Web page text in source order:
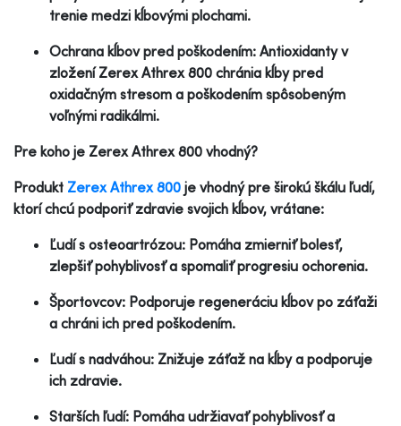
trenie medzi kĺbovými plochami.
Ochrana kĺbov pred poškodením: Antioxidanty v
zložení Zerex Athrex 800 chránia kĺby pred
oxidačným stresom a poškodením spôsobeným
voľnými radikálmi.
Pre koho je Zerex Athrex 800 vhodný?
Produkt Zerex Athrex 800 je vhodný pre širokú škálu ľudí,
ktorí chcú podporiť zdravie svojich kĺbov, vrátane:
Ľudí s osteoartrózou: Pomáha zmierniť bolesť,
zlepšiť pohyblivosť a spomaliť progresiu ochorenia.
Športovcov: Podporuje regeneráciu kĺbov po záťaži
a chráni ich pred poškodením.
Ľudí s nadváhou: Znižuje záťaž na kĺby a podporuje
ich zdravie.
Starších ľudí: Pomáha udržiavať pohyblivosť a